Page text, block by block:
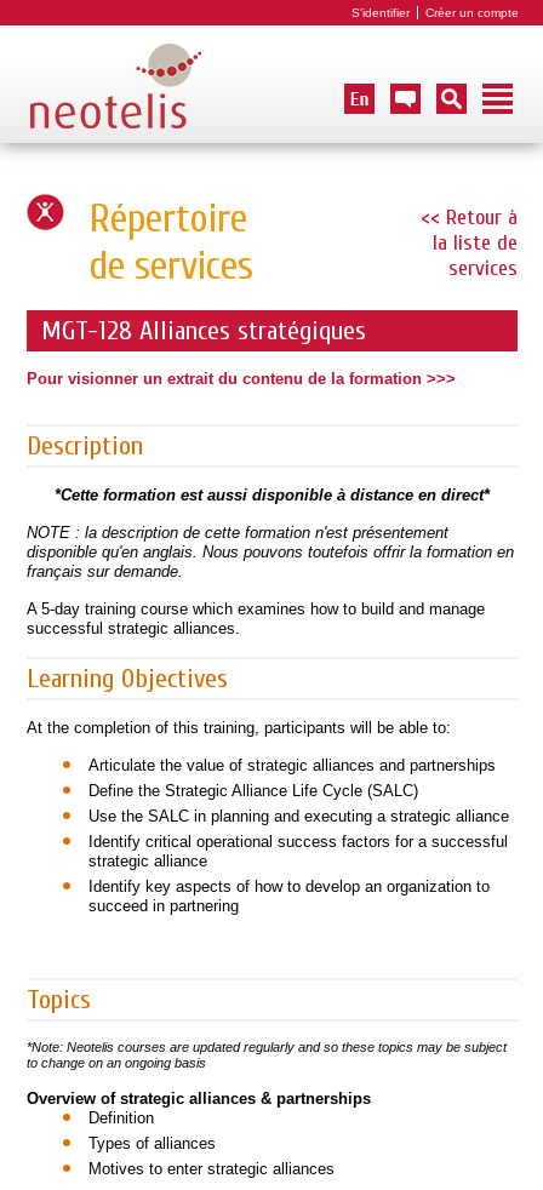
S'identifier Créer un compte
<< Retour à
la liste de
services
Répertoire
de services
MGT-128 Alliances stratégiques
Pour visionner un extrait du contenu de la formation >>>
Description
*Cette formation est aussi disponible à distance en direct*
NOTE : la description de cette formation n'est présentement
disponible qu'en anglais. Nous pouvons toutefois offrir la formation en
français sur demande.
A 5-day training course which examines how to build and manage
successful strategic alliances.
Learning Objectives
At the completion of this training, participants will be able to:
Articulate the value of strategic alliances and partnerships
Define the Strategic Alliance Life Cycle (SALC)
Use the SALC in planning and executing a strategic alliance
Identify critical operational success factors for a successful
strategic alliance
Identify key aspects of how to develop an organization to
succeed in partnering
Topics
*Note: Neotelis courses are updated regularly and so these topics may be subject
to change on an ongoing basis
Overview of strategic alliances & partnerships
Definition
Types of alliances
Motives to enter strategic alliances